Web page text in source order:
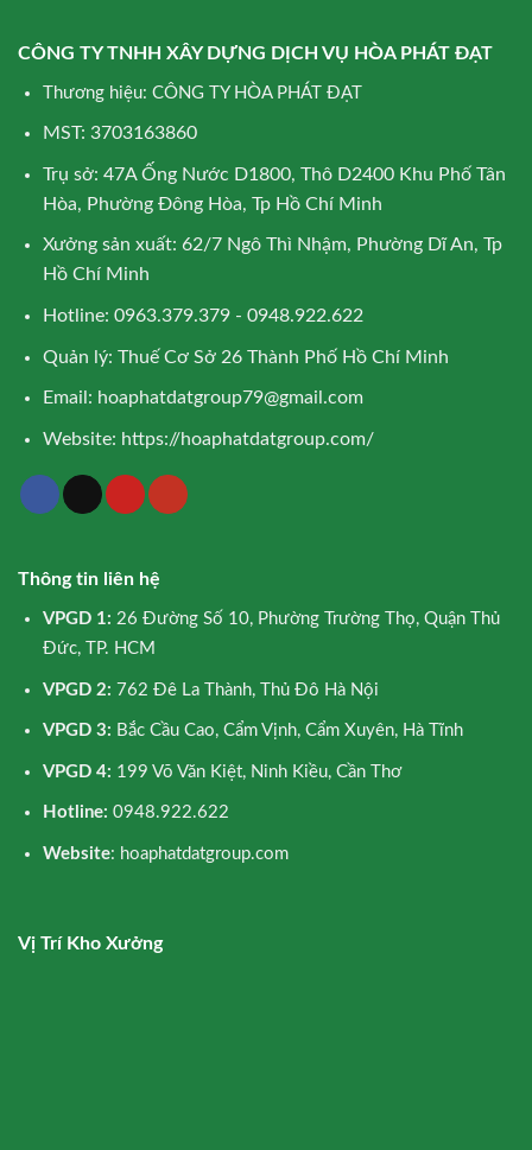
CÔNG TY TNHH XÂY DỰNG DỊCH VỤ HÒA PHÁT ĐẠT
Thương hiệu: CÔNG TY HÒA PHÁT ĐẠT
MST: 3703163860
Trụ sở: 47A Ống Nước D1800, Thô D2400 Khu Phố Tân
Hòa, Phường Đông Hòa, Tp Hồ Chí Minh
Xưởng sản xuất: 62/7 Ngô Thì Nhậm, Phường Dĩ An, Tp
Hồ Chí Minh
Hotline: 0963.379.379 - 0948.922.622
Quản lý: Thuế Cơ Sở 26 Thành Phố Hồ Chí Minh
Email: hoaphatdatgroup79@gmail.com
Website: https://hoaphatdatgroup.com/
Thông tin liên hệ
VPGD 1: 26 Đường Số 10, Phường Trường Thọ, Quận Thủ
Đức, TP. HCM
VPGD 2: 762 Đê La Thành, Thủ Đô Hà Nội
VPGD 3: Bắc Cầu Cao, Cẩm Vịnh, Cẩm Xuyên, Hà Tĩnh
VPGD 4: 199 Võ Văn Kiệt, Ninh Kiều, Cần Thơ
Hotline: 0948.922.622
Website: hoaphatdatgroup.com
Vị Trí Kho Xưởng